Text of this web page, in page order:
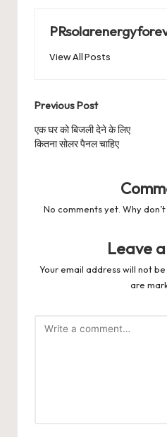
View All Posts
Post
navigation
Previous Post
एक घर को बिजली देने के लिए
कितना सोलर पैनल चाहिए
No comments yet. Why
Leave
Your email address will not be
are